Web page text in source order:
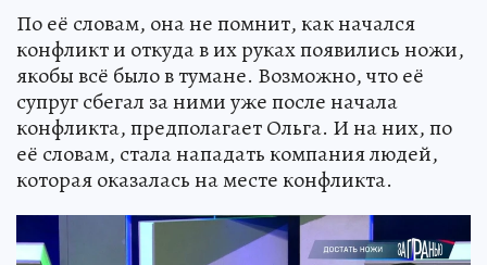
По её словам, она не помнит, как начался
конфликт и откуда в их руках появились ножи,
якобы всё было в тумане. Возможно, что её
супруг сбегал за ними уже после начала
конфликта, предполагает Ольга. И на них, по
её словам, стала нападать компания людей,
которая оказалась на месте конфликта.